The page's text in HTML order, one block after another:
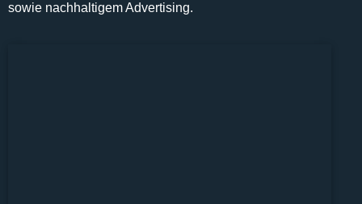
sowie nachhaltigem Advertising.